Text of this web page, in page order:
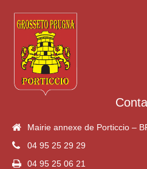
Mairie annexe de Porticcio –
04 95 25 29 29
04 95 25 06 21